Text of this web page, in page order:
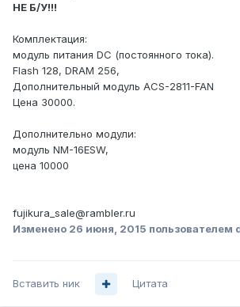
НЕ Б/У!!!
Комплектация:
модуль питания DC (постоянного тока).
Flash 128, DRAM 256,
Дополнительный модуль ACS-2811-FAN
Цена 30000.
Дополнительно модули:
модуль NM-16ESW,
цена 10000
fujikura_sale@rambler.ru
Изменено 26 июня, 2015 пользователем
Вставить ник Цитата